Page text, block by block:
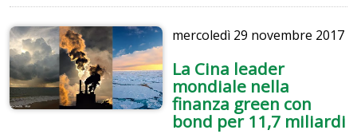
mercoledì 29 novembre 2017
La Cina leader
mondiale nella
finanza green con
bond per 11,7 miliardi